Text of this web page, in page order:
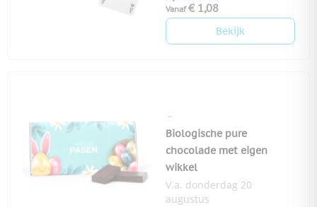
Vanaf € 1,08
Bekijk
Biologische pure
chocolade met eigen
wikkel
V.a. donderdag 20
augustus